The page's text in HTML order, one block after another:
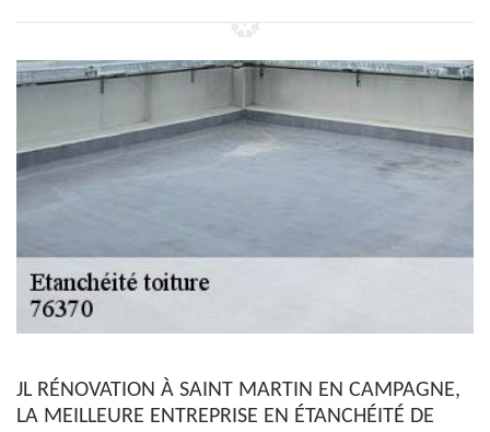
JL RÉNOVATION À SAINT MARTIN EN CAMPAGNE,
LA MEILLEURE ENTREPRISE EN ÉTANCHÉITÉ DE